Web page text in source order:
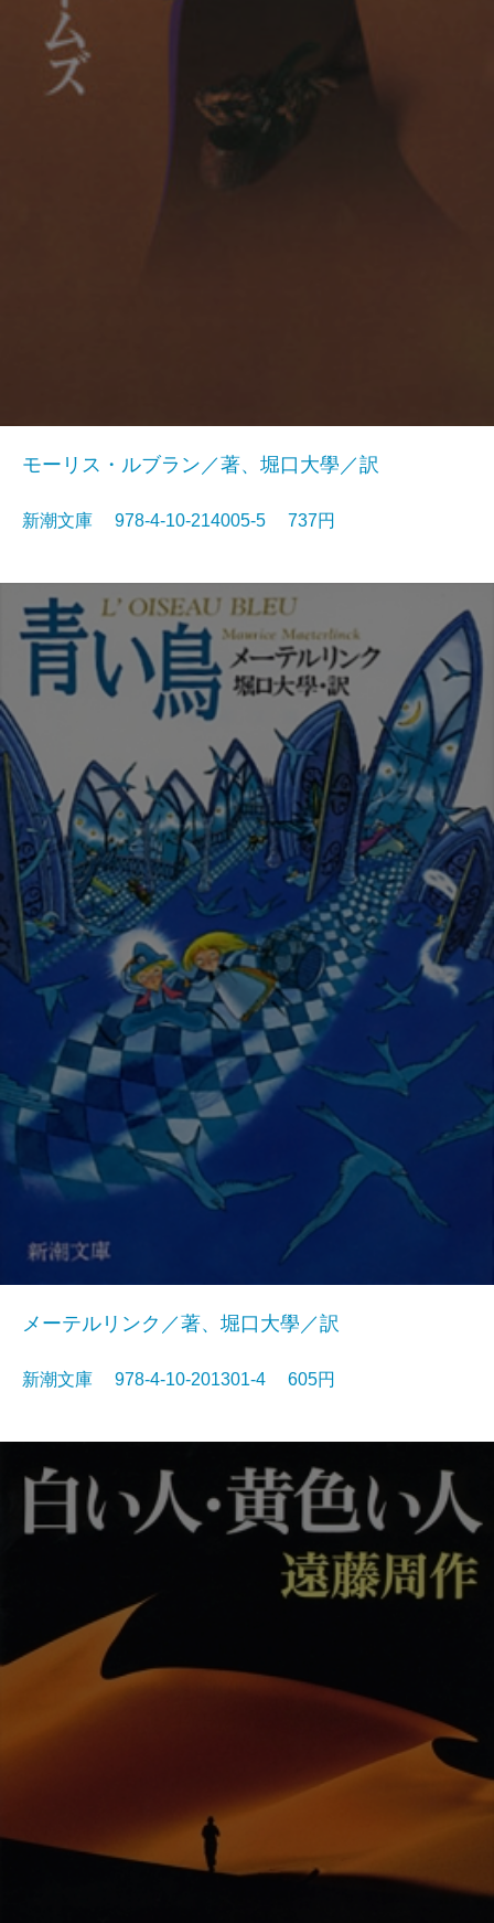
モーリス・ルブラン／著、堀口大學／訳
新潮文庫 978-4-10-214005-5 737円
メーテルリンク／著、堀口大學／訳
新潮文庫 978-4-10-201301-4 605円